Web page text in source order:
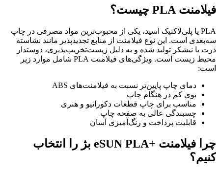
فیلامنت PLA چیست؟
PLA یا پلی‌لاکتیک اسید، یکی از محبوب‌ترین مواد مصرفی در چاپ
سه‌بعدی است. این نوع فیلامنت از منابع تجدیدپذیر مانند نشاسته
ذرت یا نیشکر تولید شده و به دلیل زیست‌تخریب‌پذیری، دوستدار
محیط زیست است. ویژگی‌های فیلامنت PLA شامل موارد زیر
است:
دمای چاپ پایین‌تر نسبت به فیلامنت‌های ABS
بوی کم در هنگام چاپ
مناسب برای چاپ قطعات دکوراتیو و هنری
چسبندگی عالی به صفحه چاپ
قابلیت پرداخت و رنگ‌آمیزی آسان
چرا فیلامنت +eSUN PLA بژ را انتخاب
کنیم؟